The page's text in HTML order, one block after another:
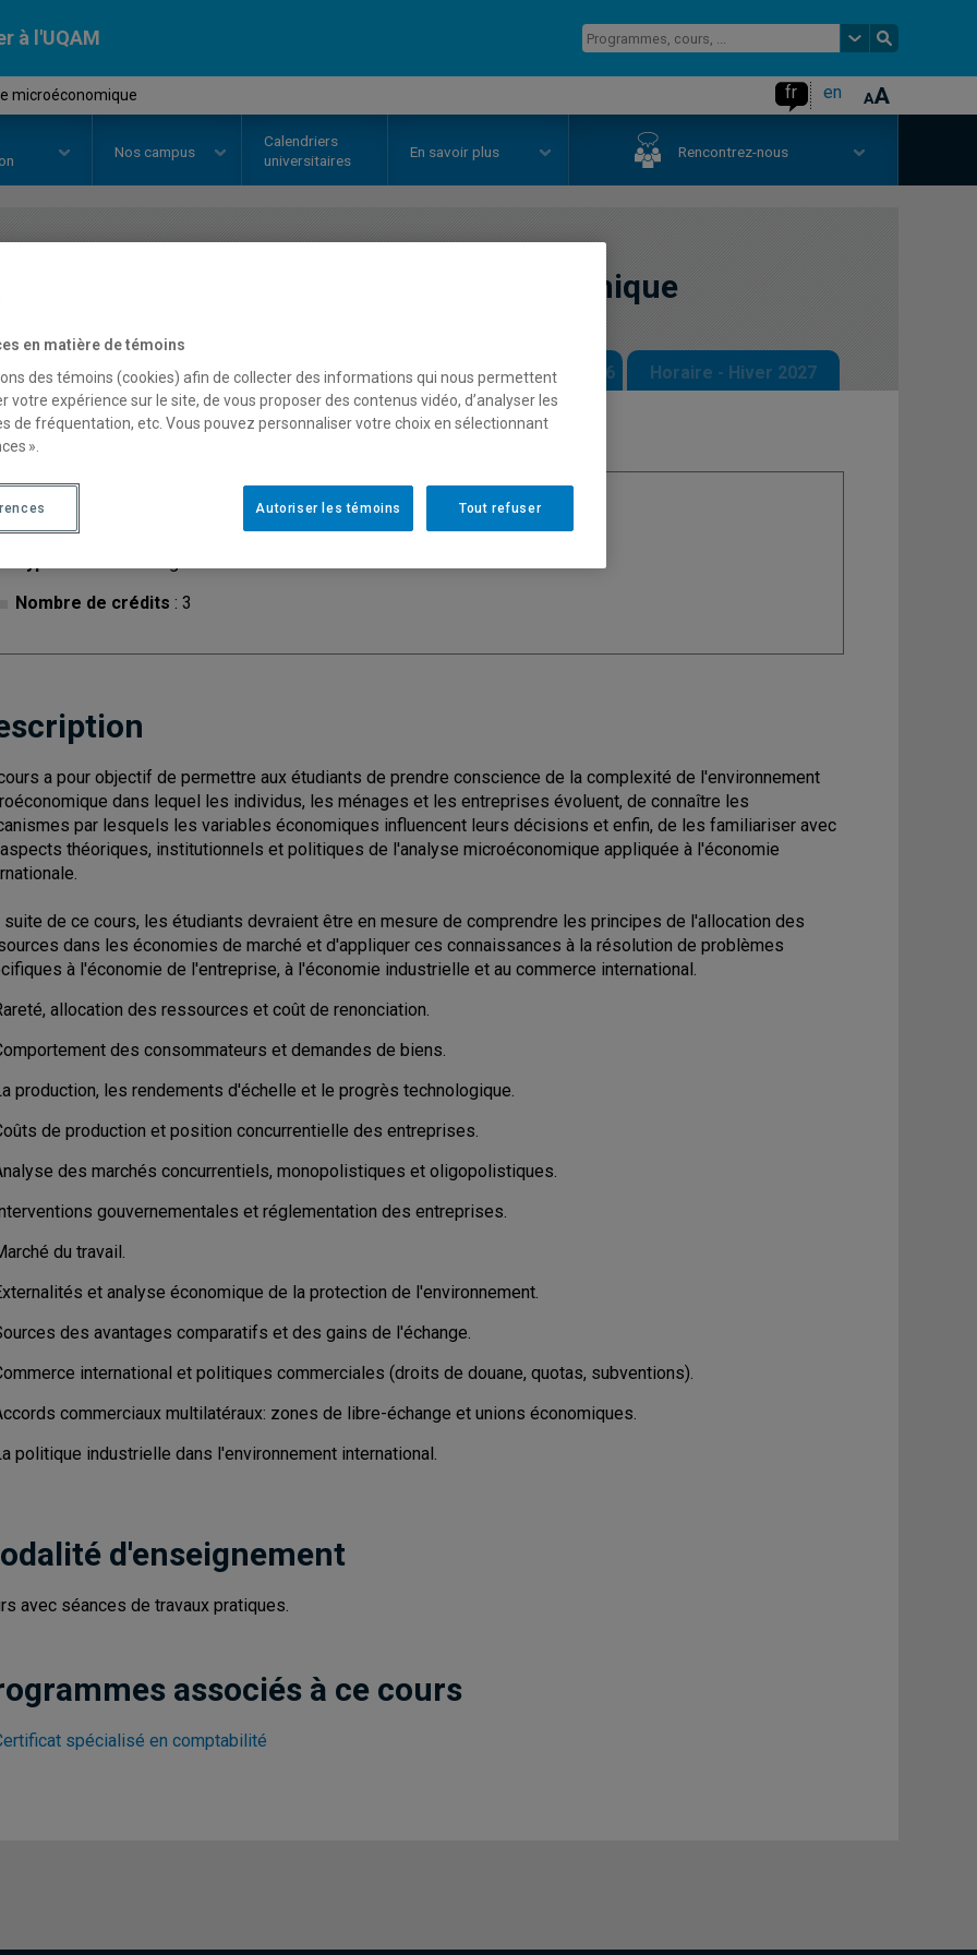
à l'UQAM
microéconomique fr en
Nos campus
Calendriers
universitaires
En savoir plus Rencontrez-nous
Analyse microéconomique
Description Horaire - Été 2026 Horaire - Automne 2026 Horaire - Hiver 2027
Nombre de crédits : 3
a pour objectif de permettre aux étudiants de prendre conscience de la complexité de l'environnement
dans lequel les individus, les ménages et les entreprises évoluent, de connaître les
par lesquels les variables économiques influencent leurs décisions et enfin, de les familiariser avec
théoriques, institutionnels et politiques de l'analyse microéconomique appliquée à l'économie
suite de ce cours, les étudiants devraient être en mesure de comprendre les principes de l'allocation des
dans les économies de marché et d'appliquer ces connaissances à la résolution de problèmes
à l'économie de l'entreprise, à l'économie industrielle et au commerce international.
allocation des ressources et coût de renonciation.
des consommateurs et demandes de biens.
production, les rendements d'échelle et le progrès technologique.
de production et position concurrentielle des entreprises.
des marchés concurrentiels, monopolistiques et oligopolistiques.
gouvernementales et réglementation des entreprises.
du travail.
et analyse économique de la protection de l'environnement.
des avantages comparatifs et des gains de l'échange.
international et politiques commerciales (droits de douane, quotas, subventions).
commerciaux multilatéraux: zones de libre-échange et unions économiques.
politique industrielle dans l'environnement international.
d'enseignement
avec séances de travaux pratiques.
associés à ce cours
spécialisé en comptabilité
en matière de témoins
des témoins (cookies) afin de collecter des informations qui nous permettent
votre expérience sur le site, de vous proposer des contenus vidéo, d’analyser les
de fréquentation, etc. Vous pouvez personnaliser votre choix en sélectionnant
».
Tout refuser
Autoriser les témoins